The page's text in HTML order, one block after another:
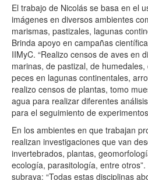
El trabajo de Nicolás se basa en el
imágenes en diversos ambientes
marismas, pastizales, lagunas
Brinda apoyo en campañas
IIMyC. “Realizo censos de aves en
marinas, de pastizal, de
peces en lagunas continentales,
realizo censos de plantas, tomo
agua para realizar diferentes
para el seguimiento de
En los ambientes en que trabajan
realizan investigaciones que van
invertebrados, plantas,
ecología, parasitología, entre
subraya: “Todas estas disciplinas